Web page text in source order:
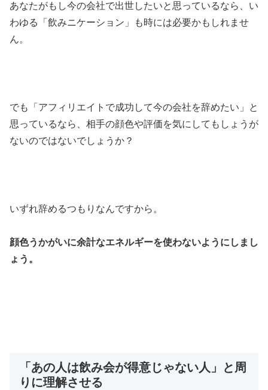
あなたがもし今の会社で出世したいと思っているなら、い
わゆる「飲みニケーション」も時には必要かもしれませ
ん。
でも「アフィリエイトで成功して今の会社を辞めたい」と
思っているなら、相手の顔色や評価を気にしてもしょうが
ないのではないでしょうか？
いずれ辞めるつもりなんですから。
顔色うかがいに余計なエネルギーを使わないようにしまし
ょう。
「あの人は飲み会が得意じゃない人」と周
りに理解させる